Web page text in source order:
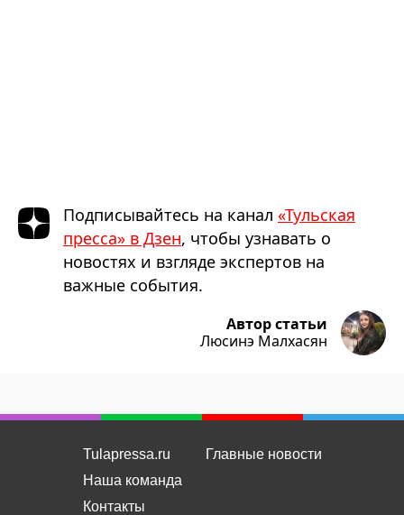
Подписывайтесь на канал «Тульская
пресса» в Дзен, чтобы узнавать о
новостях и взгляде экспертов на
важные события.
Автор статьи
Люсинэ Малхасян
Tulapressa.ru
Наша команда
Контакты
Главные новости